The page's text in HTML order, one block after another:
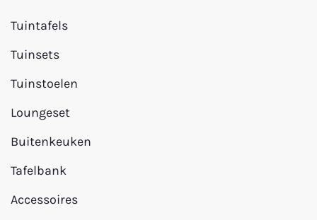
Tuintafels
Tuinsets
Tuinstoelen
Loungeset
Buitenkeuken
Tafelbank
Accessoires